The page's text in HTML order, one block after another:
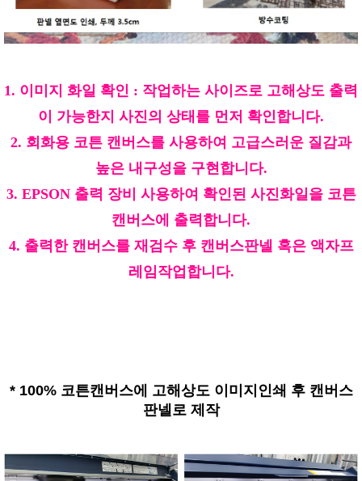
1. 이미지 화일 확인 : 작업하는 사이즈로 고해상도 출력
이 가능한지 사진의 상태를 먼저 확인합니다.
2. 회화용 코튼 캔버스를 사용하여 고급스러운 질감과
높은 내구성을 구현합니다.
3. EPSON 출력 장비 사용하여 확인된 사진화일을 코튼
캔버스에 출력합니다.
4. 출력한 캔버스를 재검수 후 캔버스판넬 혹은 액자프
레임작업합니다.
* 100% 코튼캔버스에 고해상도 이미지인쇄 후 캔버스
판넬로 제작